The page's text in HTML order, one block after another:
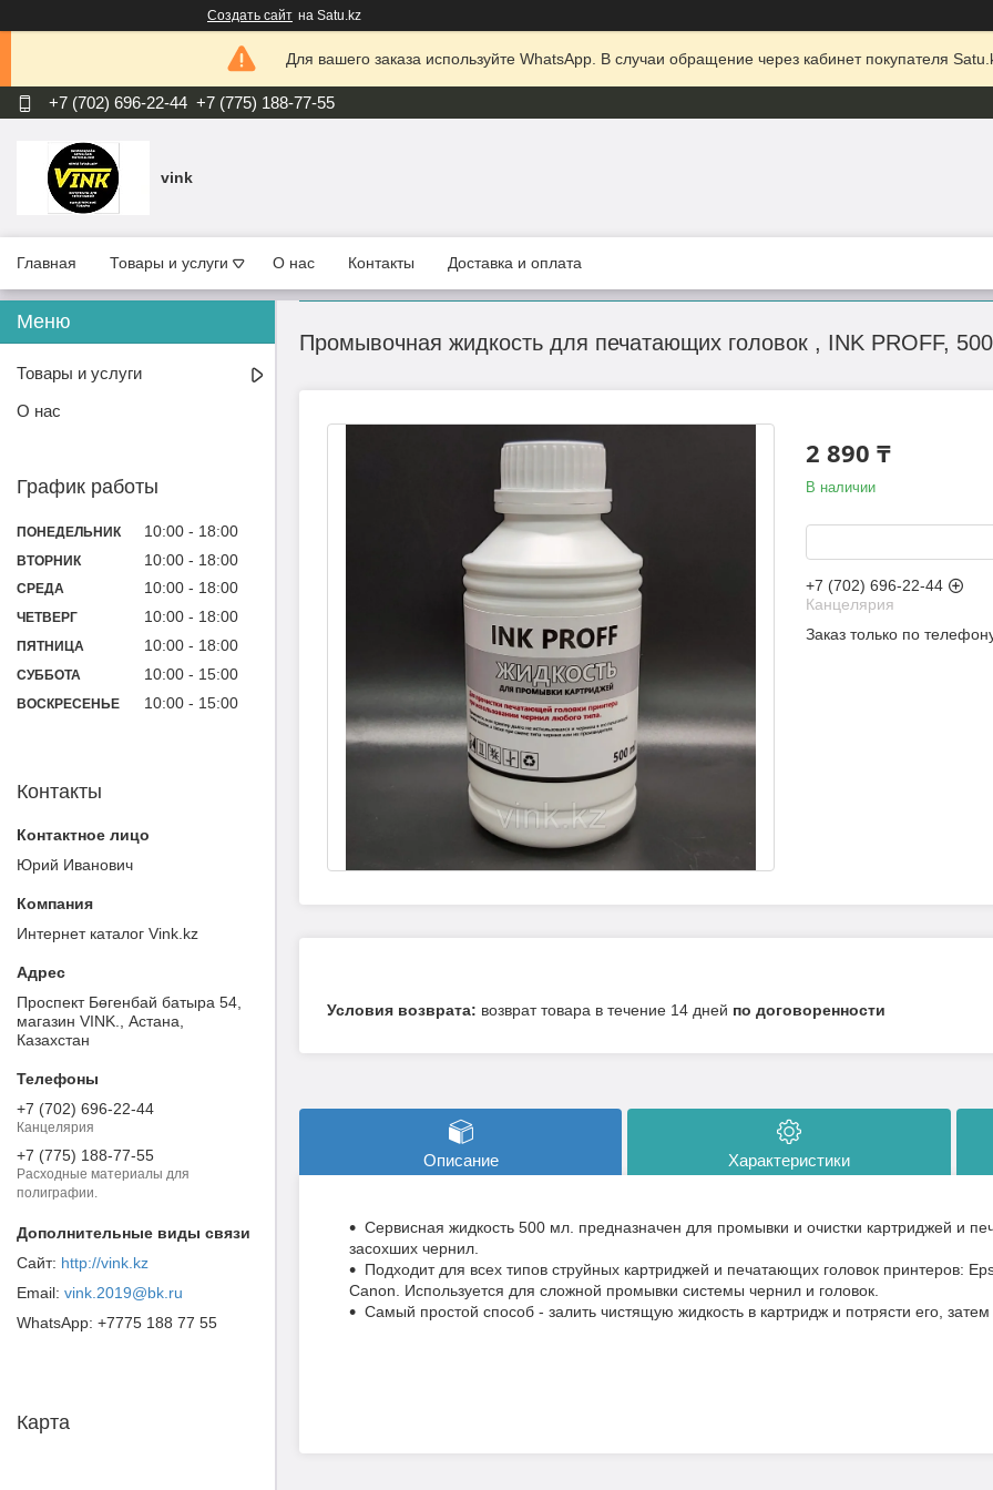
Создать сайт на Satu.kz
Для вашего заказа используйте WhatsApp. В случаи обращение через кабинет покупателя
+7 (702) 696-22-44 +7 (775) 188-77-55
vink
Главная Товары и услуги О нас Контакты Доставка и оплата
Промывочная жидкость для печатающих головок , INK PROFF,
2 890 ₸
В наличии
+7 (702) 696-22-44
Канцелярия
Заказ только по
возврат товара в течение 14 дней по договоренности
Описание Характеристики
Сервисная жидкость 500 мл. предназначен для промывки и очистки картриджей и
засохших чернил.
Подходит для всех типов струйных картриджей и печатающих головок принтеров:
Canon. Используется для сложной промывки системы чернил и головок.
Самый простой способ - залить чистящую жидкость в картридж и потрясти его,
Товары и услуги
О нас
График работы
ПОНЕДЕЛЬНИК 10:00 18:00
ВТОРНИК 10:00 18:00
СРЕДА 10:00 18:00
ЧЕТВЕРГ 10:00 18:00
ПЯТНИЦА 10:00 18:00
СУББОТА 10:00 15:00
ВОСКРЕСЕНЬЕ 10:00 15:00
Контакты
Юрий Иванович
Интернет каталог Vink.kz
Проспект Бөгенбай батыра 54,
магазин VINK., Астана,
Казахстан
+7 (702) 696-22-44
Канцелярия
+7 (775) 188-77-55
Расходные материалы для
полиграфии.
http://vink.kz
vink.2019@bk.ru
+7775 188 77 55
Карта